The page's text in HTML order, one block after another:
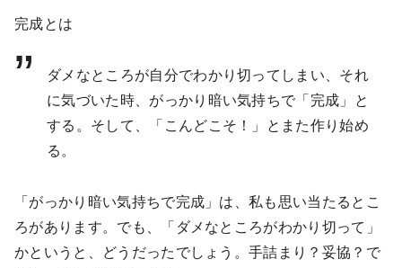
完成とは
ダメなところが自分でわかり切ってしまい、それ
に気づいた時、がっかり暗い気持ちで「完成」と
する。そして、「こんどこそ！」とまた作り始め
る。
「がっかり暗い気持ちで完成」は、私も思い当たるとこ
ろがあります。でも、「ダメなところがわかり切って」
かというと、どうだったでしょう。手詰まり？妥協？で